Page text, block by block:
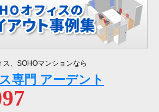
ス、SOHOマンションなら
専門 アーデント